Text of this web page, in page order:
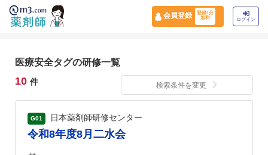
会員登録
登録1分
無料
ログイン
医療安全タグの研修一覧
10 件 検索条件を変更
G01 日本薬剤師研修センター
令和8年度8月二水会